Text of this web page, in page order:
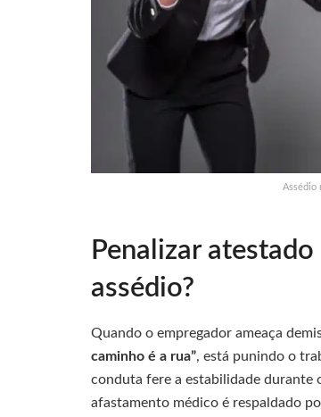
Assédio
Penalizar
assédio?
Quando o empregador ameaça
caminho é a rua”, está punindo o
conduta fere a estabilidade durante
afastamento médico é respaldado